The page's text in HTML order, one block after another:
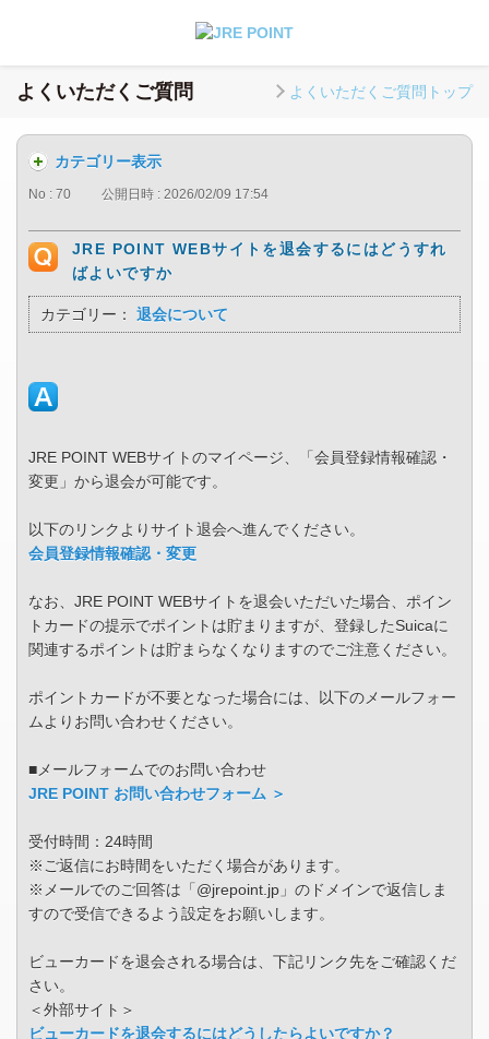
よくいただくご質問 よくいただくご質問トップ
カテゴリー表示
No : 70 公開日時 : 2026/02/09 17:54
JRE POINT WEBサイトを退会するにはどうすれ
ばよいですか
カテゴリー： 退会について
JRE POINT WEBサイトのマイページ、「会員登録情報確認・
変更」から退会が可能です。
以下のリンクよりサイト退会へ進んでください。
会員登録情報確認・変更
なお、JRE POINT WEBサイトを退会いただいた場合、ポイン
トカードの提示でポイントは貯まりますが、登録したSuicaに
関連するポイントは貯まらなくなりますのでご注意ください。
ポイントカードが不要となった場合には、以下のメールフォー
ムよりお問い合わせください。
■メールフォームでのお問い合わせ
JRE POINT お問い合わせフォーム ＞
受付時間：24時間
※ご返信にお時間をいただく場合があります。
※メールでのご回答は「@jrepoint.jp」のドメインで返信しま
すので受信できるよう設定をお願いします。
ビューカードを退会される場合は、下記リンク先をご確認くだ
さい。
＜外部サイト＞
ビューカードを退会するにはどうしたらよいですか？